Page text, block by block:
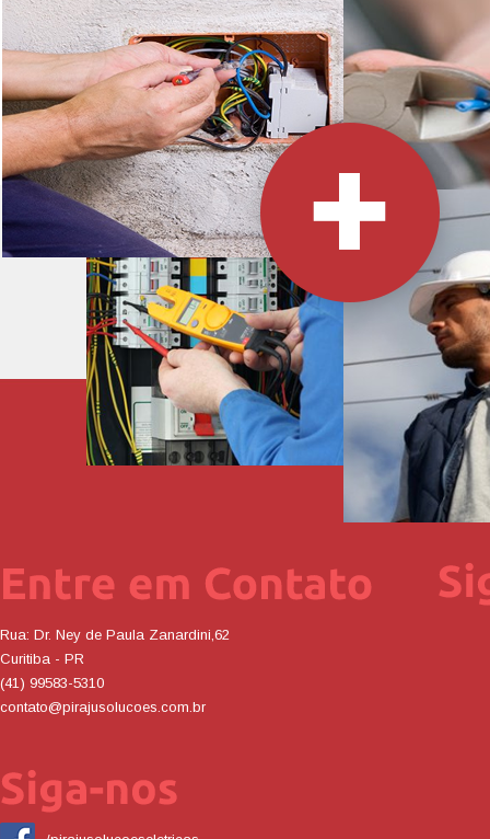
Rua: Dr. Ney de Paula Zanardini,62
Curitiba - PR
(41) 99583-5310
contato@pirajusolucoes.com.br